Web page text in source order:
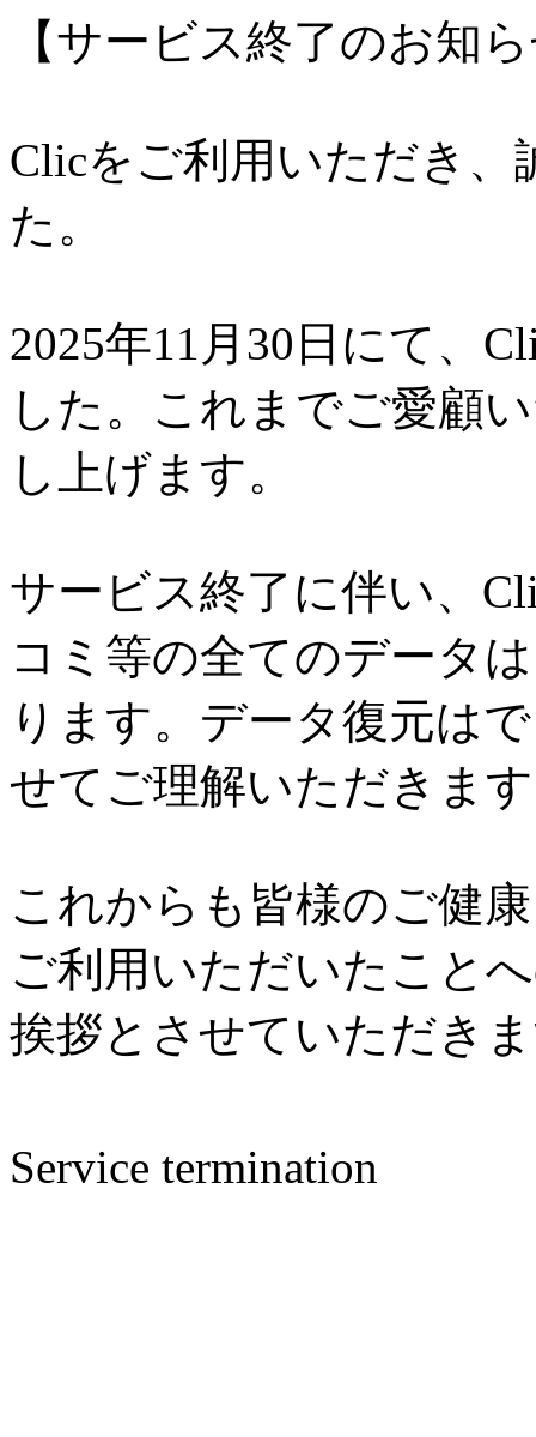
【サービス終了のお知
Clicをご利用いただき
た。
2025年11月30日にて、
した。これまでご愛顧
し上げます。
サービス終了に伴い、
コミ等の全てのデータ
ります。データ復元は
せてご理解いただきま
これからも皆様のご健
ご利用いただいたこと
挨拶とさせていただき
Service termination